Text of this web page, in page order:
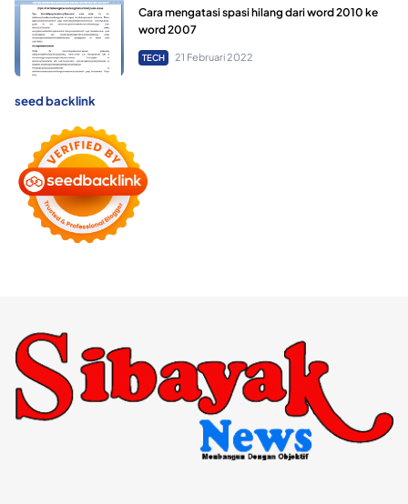
Cara mengatasi spasi hilang dari word 2010 ke
word 2007
TECH 21 Februari 2022
seed backlink